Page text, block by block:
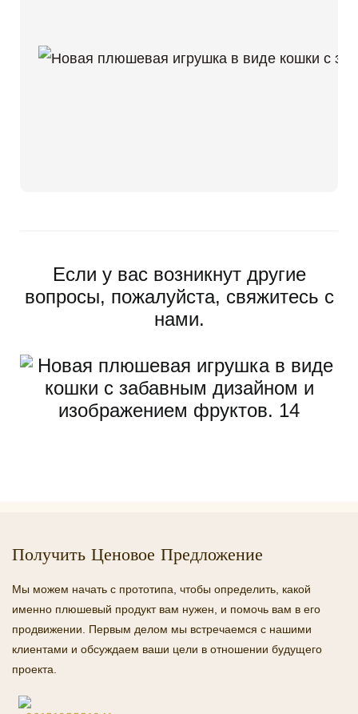
Если у вас возникнут другие
вопросы, пожалуйста, свяжитесь с
нами.
Получить Ценовое Предложение
Мы можем начать с прототипа, чтобы определить, какой
именно плюшевый продукт вам нужен, и помочь вам в его
продвижении. Первым делом мы встречаемся с нашими
клиентами и обсуждаем ваши цели в отношении будущего
проекта.